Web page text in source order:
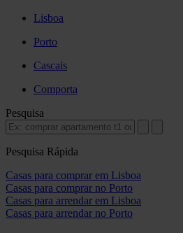
Lisboa
Porto
Cascais
Comporta
Pesquisa
Pesquisa Rápida
Casas para comprar em Lisboa
Casas para comprar no Porto
Casas para arrendar em Lisboa
Casas para arrendar no Porto